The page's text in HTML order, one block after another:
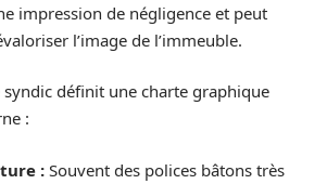
impression de négligence et peut
l’image de l’immeuble.
syndic définit une charte graphique
:
: Souvent des polices bâtons très